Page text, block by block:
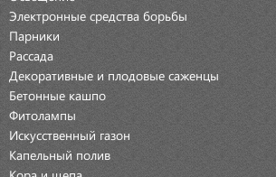
Электронные средства борьбы
Парники
Рассада
Декоративные и плодовые саженцы
Бетонные кашпо
Фитолампы
Искусственный газон
Капельный полив
Кора и щепа